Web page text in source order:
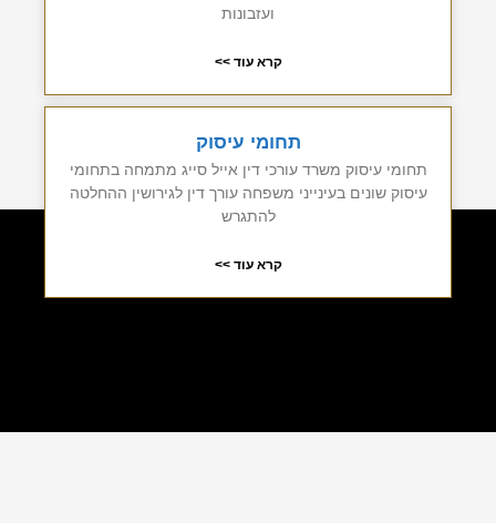
ועזבונות
קרא עוד >>
תחומי עיסוק
תחומי עיסוק משרד עורכי דין אייל סייג מתמחה בתחומי
עיסוק שונים בעינייני משפחה עורך דין לגירושין ההחלטה
להתגרש
קרא עוד >>